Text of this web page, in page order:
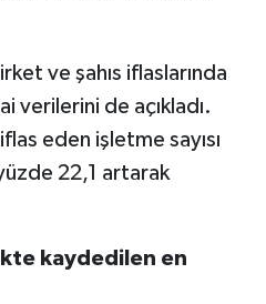
ve şahıs iflaslarında
verilerini de açıkladı.
eden işletme sayısı
22,1 artarak
kaydedilen en